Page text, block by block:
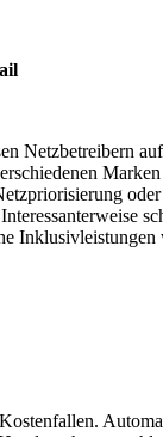
Netzbetreibern